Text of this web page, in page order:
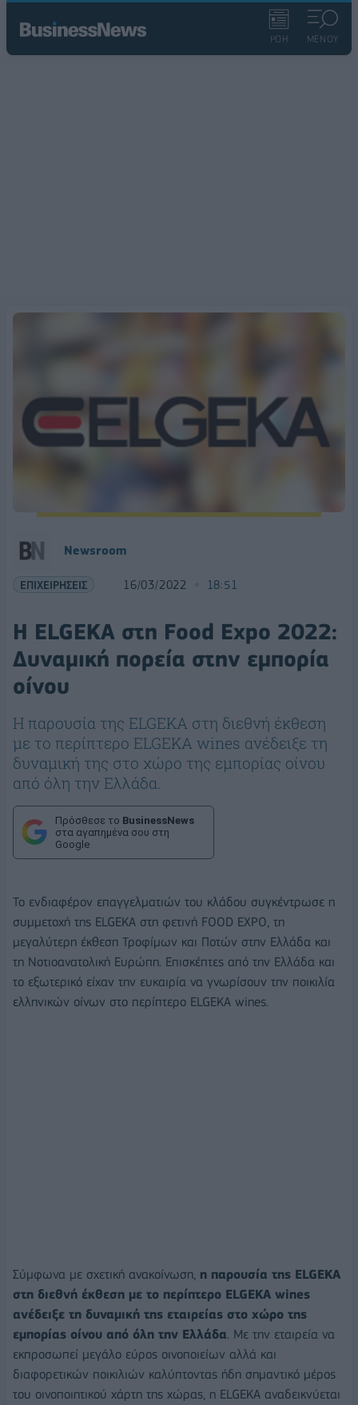
ΡΟΗ ΜΕΝΟΥ
Newsroom
ΕΠΙΧΕΙΡΗΣΕΙΣ 16/03/2022 18:51
Η ELGEKA στη Food Expo 2022:
Δυναμική πορεία στην εμπορία
οίνου
H παρουσία της ELGEKA στη διεθνή έκθεση
με το περίπτερο ELGEKA wines ανέδειξε τη
δυναμική της στο χώρο της εμπορίας οίνου
από όλη την Ελλάδα.
Πρόσθεσε το BusinessNews
στα αγαπημένα σου στη
Google
Το ενδιαφέρον επαγγελματιών του κλάδου συγκέντρωσε η
συμμετοχή της ELGEKA στη φετινή FOOD EXPO, τη
μεγαλύτερη έκθεση Τροφίμων και Ποτών στην Ελλάδα και
τη Νοτιοανατολική Ευρώπη. Επισκέπτες από την Ελλάδα και
το εξωτερικό είχαν την ευκαιρία να γνωρίσουν την ποικιλία
ελληνικών οίνων στο περίπτερο ELGEKA wines.
Σύμφωνα με σχετική ανακοίνωση, η παρουσία της ELGEKA
στη διεθνή έκθεση με το περίπτερο ELGEKA wines
ανέδειξε τη δυναμική της εταιρείας στο χώρο της
εμπορίας οίνου από όλη την Ελλάδα. Με την εταιρεία να
εκπροσωπεί μεγάλο εύρος οινοποιείων αλλά και
διαφορετικών ποικιλιών καλύπτοντας ήδη σημαντικό μέρος
του οινοποιητικού χάρτη της χώρας, η ELGEKA αναδεικνύεται